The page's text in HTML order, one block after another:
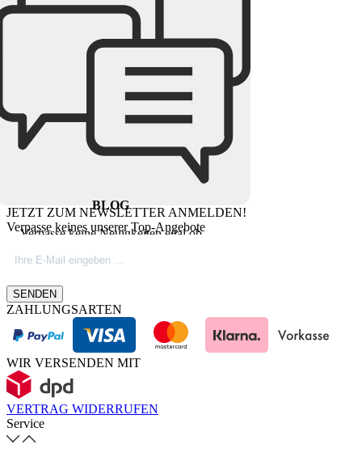
BLOG
Verpasse keine Neuigkeiten egal ob
Firmeninfos. Besuche unseren Blog.
JETZT ZUM NEWSLETTER ANMELDEN!
Verpasse keines unserer Top-Angebote
SENDEN
ZAHLUNGSARTEN
WIR VERSENDEN MIT
VERTRAG WIDERRUFEN
Service